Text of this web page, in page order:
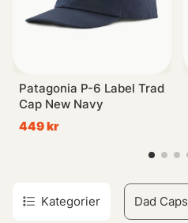
Patagonia P-6 Label Trad
Cap New Navy
449 kr
Kategorier Dad Caps